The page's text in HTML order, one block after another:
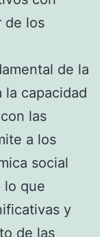
de los
de la
capacidad
las
a los
social
lo que
y
de las